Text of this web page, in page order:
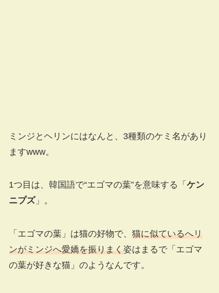
ミンジとヘリンにはなんと、3種類のケミ名があり
ますwww。
1つ目は、韓国語で“エゴマの葉”を意味する「 ケン
ニプズ」。
「エゴマの葉」は猫の好物で、 猫に似ているへリ
ンがミンジへ愛嬌を振りまく姿はまるで「エゴマ
の葉が好きな猫」のようなんです。